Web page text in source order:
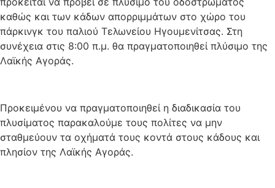
καθώς και των κάδων απορριμμάτων στο χώρο του
πάρκινγκ του παλιού Τελωνείου Ηγουμενίτσας. Στη
συνέχεια στις 8:00 π.μ. θα πραγματοποιηθεί πλύσιμο της
Λαϊκής Αγοράς.
Προκειμένου να πραγματοποιηθεί η διαδικασία του
πλυσίματος παρακαλούμε τους πολίτες να μην
σταθμεύουν τα οχήματά τους κοντά στους κάδους και
πλησίον της Λαϊκής Αγοράς.